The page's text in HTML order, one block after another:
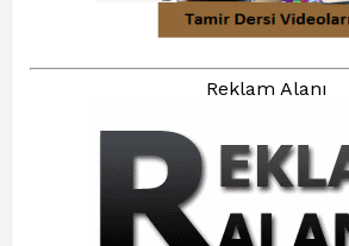
Reklam Alanı